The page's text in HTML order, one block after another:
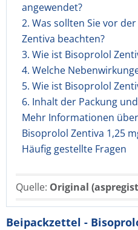
angewendet?
2. Was sollten Sie vor
Zentiva beachten?
3. Wie ist Bisoprolol
4. Welche
5. Wie ist Bisoprolol
6. Inhalt der Packung
Mehr Informationen
Bisoprolol Zentiva 1,25
Häufig gestellte Fragen
Quelle: Original
Beipackzettel -